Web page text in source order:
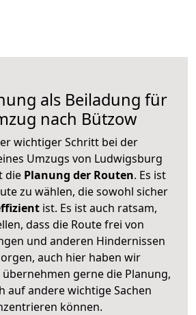
als Beiladung für
nach Bützow
wichtiger Schritt bei der
Umzugs von Ludwigsburg
diePlanung der Routen. Es ist
zu wählen, die sowohl sicher
ist. Es ist auch ratsam,
dass die Route frei von
und anderen Hindernissen
auch hier haben wir
gerne die Planung,
auf andere wichtige Sachen
können.